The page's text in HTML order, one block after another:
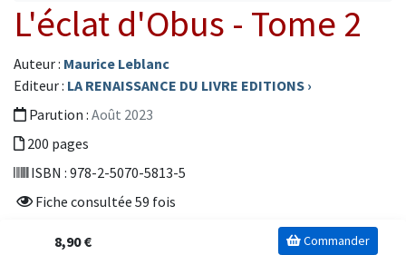
L'éclat d'Obus - Tome 2
Auteur : Maurice Leblanc
Editeur : LA RENAISSANCE DU LIVRE EDITIONS ›
Parution : Août 2023
200 pages
ISBN : 978-2-5070-5813-5
Fiche consultée 59 fois
8,90 € Commander